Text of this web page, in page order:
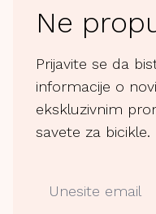
Ne
Prijavite se da
informacije o
ekskluzivnim
savete za bicikle.